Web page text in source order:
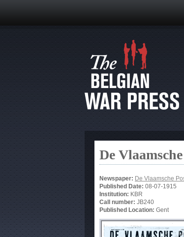
De
Newspaper: De Vlaamsche
Published Date: 08-07-1915
Institution: KBR
Call number: JB240
Published Location: Gent